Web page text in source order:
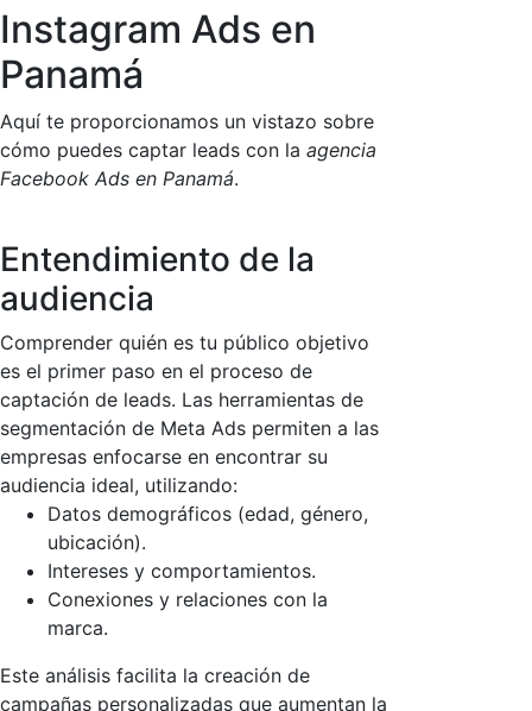
Instagram Ads en
Panamá
Aquí te proporcionamos un vistazo sobre
cómo puedes captar leads con la agencia
Facebook Ads en Panamá.
Entendimiento de la
audiencia
Comprender quién es tu público objetivo
es el primer paso en el proceso de
captación de leads. Las herramientas de
segmentación de Meta Ads permiten a las
empresas enfocarse en encontrar su
audiencia ideal, utilizando:
Datos demográficos (edad, género,
ubicación).
Intereses y comportamientos.
Conexiones y relaciones con la
marca.
Este análisis facilita la creación de
campañas personalizadas que aumentan la